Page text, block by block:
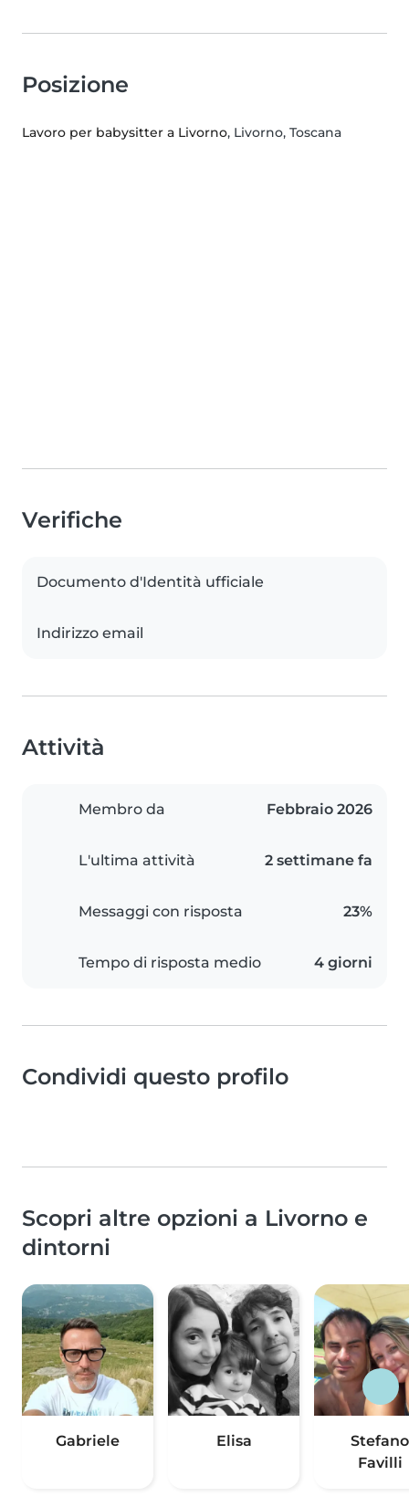
Posizione
Lavoro per babysitter a Livorno, Livorno, Toscana
Verifiche
Documento d'Identità ufficiale
Indirizzo email
Attività
Membro da Febbraio 2026
L'ultima attività 2 settimane fa
Messaggi con risposta 23%
Tempo di risposta medio 4 giorni
Condividi questo profilo
Scopri altre opzioni a Livorno e
dintorni
Gabriele Elisa
Stefano
Favilli